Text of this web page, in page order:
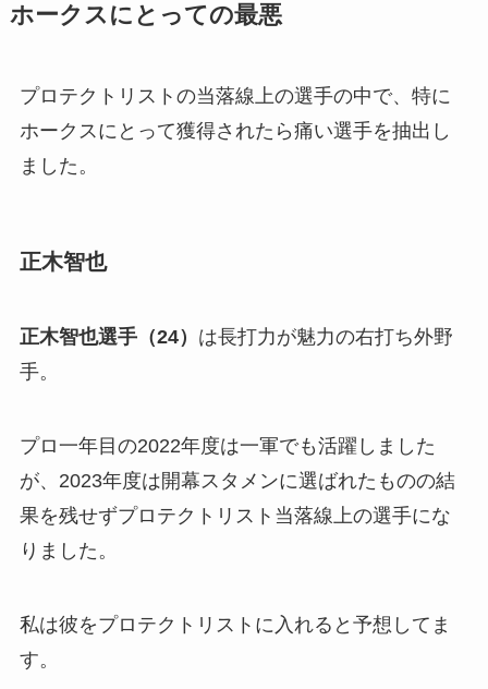
ホークスにとっての最悪
プロテクトリストの当落線上の選手の中で、特に
ホークスにとって獲得されたら痛い選手を抽出し
ました。
正木智也
正木智也選手（24） は長打力が魅力の右打ち外野
手。
プロ一年目の2022年度は一軍でも活躍しました
が、2023年度は開幕スタメンに選ばれたものの結
果を残せずプロテクトリスト当落線上の選手にな
りました。
私は彼をプロテクトリストに入れると予想してま
す。